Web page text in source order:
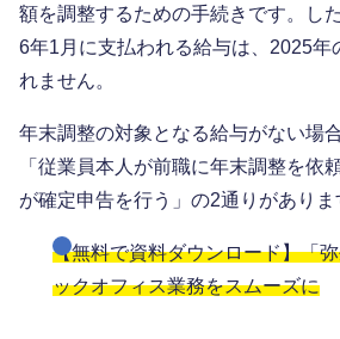
額を調整するための手続きです。し
6年1月に支払われる給与は、2025年
れません。
年末調整の対象となる給与がない場
「従業員本人が前職に年末調整を依
が確定申告を行う」の2通りがありま
【無料で資料ダウンロード】「
ックオフィス業務をスムーズに